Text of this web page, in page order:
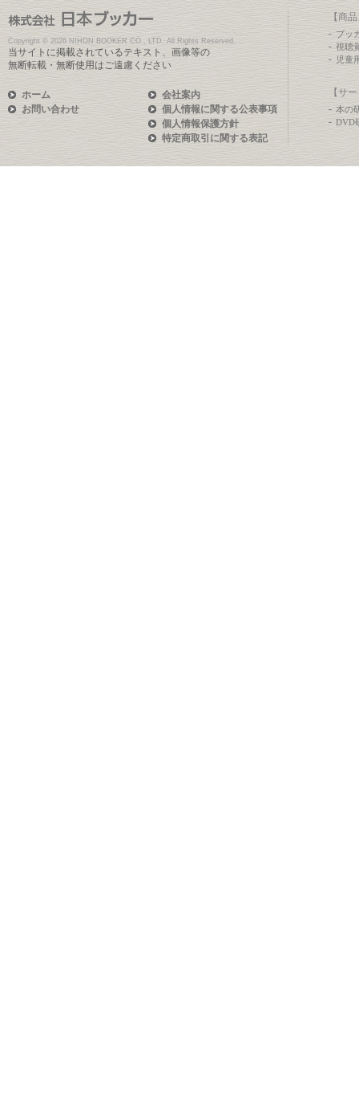
Copyright © 2026 NIHON BOOKER CO., LTD. All Rights Reserved.
当サイトに掲載されているテキスト、画像等の
無断転載・無断使用はご遠慮ください
ホーム
お問い合わせ
会社案内
個人情報に関する公表事項
個人情報保護方針
特定商取引に関する表記
【商
ブッ
視聴
児童
【サ
本の
DVD